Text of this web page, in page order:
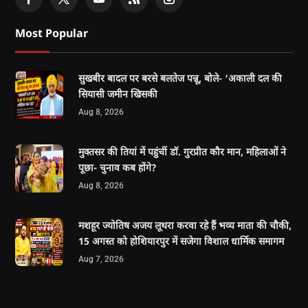
Most Popular
सुखबीर बादल पर बरसे बलतेज पन्नू, बोले- ‘अकाली दल की
सियासी जमीन खिसकी
Aug 8, 2026
मुक्तसर की तियां में पहुंचीं डॉ. गुरप्रीत कौर मान, महिलाओं ने
पूछा- चुनाव कब होंगे?
Aug 8, 2026
मशहूर ज्योतिष अजय लूथरा करवा रहे हैं भव्य माता की चौकी,
15 अगस्त को होशियारपुर में सजेगा विशाल धार्मिक समागम
Aug 7, 2026